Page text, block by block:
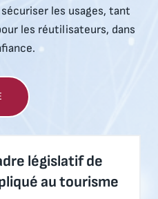
les usages, tant
les réutilisateurs, dans
législatif de
au tourisme